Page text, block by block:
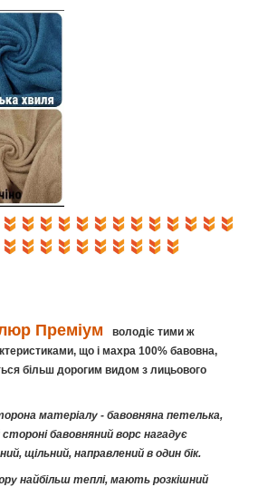
Преміум
володіє тими ж
що і махра 100% бавовна,
більш дорогим видом з лицьового
матеріалу - бавовняна петелька,
стороні бавовняний ворс нагадує
щільний, направлений в один бік.
найбільш теплі, мають розкішний